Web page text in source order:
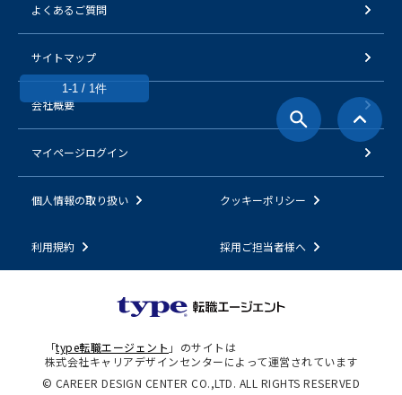
1-1 / 1件
よくあるご質問
サイトマップ
会社概要
マイページログイン
個人情報の取り扱い クッキーポリシー
利用規約 採用ご担当者様へ
「type転職エージェント 」のサイトは
株式会社キャリアデザインセンターによって運営されています
© CAREER DESIGN CENTER CO.,LTD. ALL RIGHTS RESERVED